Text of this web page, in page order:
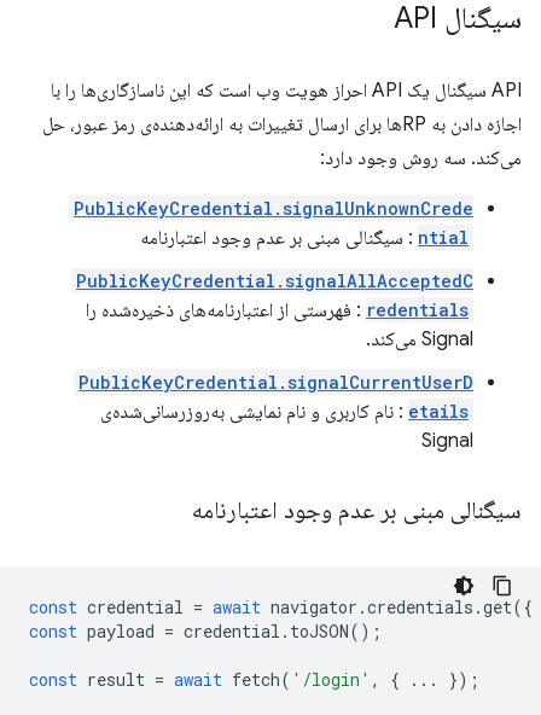
سیگنال API
API سیگنال یک API احراز هویت وب است که این ناسازگاری‌ها را با
اجازه دادن به RPها برای ارسال تغییرات به ارائه‌دهنده‌ی رمز عبور، حل
می‌کند. سه روش وجود دارد:
PublicKeyCredential.signalUnknownCrede
ntial : سیگنالی مبنی بر عدم وجود اعتبارنامه
PublicKeyCredential.signalAllAcceptedC
redentials : فهرستی از اعتبارنامه‌های ذخیره‌شده را
Signal می‌کند.
PublicKeyCredential.signalCurrentUserD
etails : نام کاربری و نام نمایشی به‌روزرسانی‌شده‌ی
Signal
سیگنالی مبنی بر عدم وجود اعتبارنامه
const credential = await navigator .credentials .get({
const payload = credential . toJSON();
const result = await fetch( '/login' , { ... });